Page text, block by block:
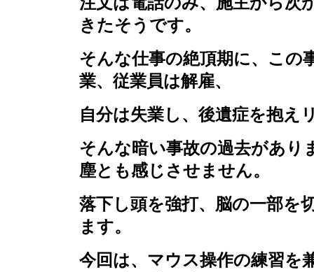
きたそうです。
そんな仕事の絶頂期に、この
業、従業員は解雇、
自分は失業し、後遺症を抱え
そんな暗い事故の過去があり
塵とも感じさせません。
落下し頭を強打、脳の一部を
ます。
今回は、マウス操作の練習を